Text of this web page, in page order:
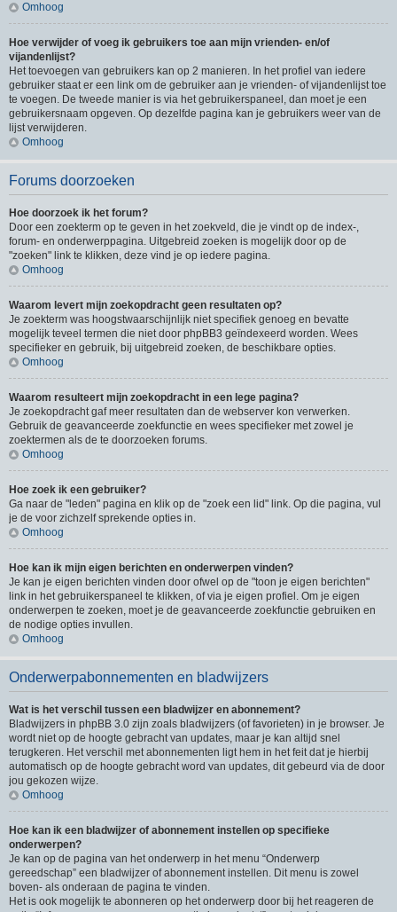
Omhoog
Hoe verwijder of voeg ik gebruikers toe aan mijn vrienden- en/of
vijandenlijst?
Het toevoegen van gebruikers kan op 2 manieren. In het profiel van iedere
gebruiker staat er een link om de gebruiker aan je vrienden- of vijandenlijst toe
te voegen. De tweede manier is via het gebruikerspaneel, dan moet je een
gebruikersnaam opgeven. Op dezelfde pagina kan je gebruikers weer van de
lijst verwijderen.
Omhoog
Forums doorzoeken
Hoe doorzoek ik het forum?
Door een zoekterm op te geven in het zoekveld, die je vindt op de index-,
forum- en onderwerppagina. Uitgebreid zoeken is mogelijk door op de
"zoeken" link te klikken, deze vind je op iedere pagina.
Omhoog
Waarom levert mijn zoekopdracht geen resultaten op?
Je zoekterm was hoogstwaarschijnlijk niet specifiek genoeg en bevatte
mogelijk teveel termen die niet door phpBB3 geïndexeerd worden. Wees
specifieker en gebruik, bij uitgebreid zoeken, de beschikbare opties.
Omhoog
Waarom resulteert mijn zoekopdracht in een lege pagina?
Je zoekopdracht gaf meer resultaten dan de webserver kon verwerken.
Gebruik de geavanceerde zoekfunctie en wees specifieker met zowel je
zoektermen als de te doorzoeken forums.
Omhoog
Hoe zoek ik een gebruiker?
Ga naar de "leden" pagina en klik op de "zoek een lid" link. Op die pagina, vul
je de voor zichzelf sprekende opties in.
Omhoog
Hoe kan ik mijn eigen berichten en onderwerpen vinden?
Je kan je eigen berichten vinden door ofwel op de "toon je eigen berichten"
link in het gebruikerspaneel te klikken, of via je eigen profiel. Om je eigen
onderwerpen te zoeken, moet je de geavanceerde zoekfunctie gebruiken en
de nodige opties invullen.
Omhoog
Onderwerpabonnementen en bladwijzers
Wat is het verschil tussen een bladwijzer en abonnement?
Bladwijzers in phpBB 3.0 zijn zoals bladwijzers (of favorieten) in je browser. Je
wordt niet op de hoogte gebracht van updates, maar je kan altijd snel
terugkeren. Het verschil met abonnementen ligt hem in het feit dat je hierbij
automatisch op de hoogte gebracht word van updates, dit gebeurd via de door
jou gekozen wijze.
Omhoog
Hoe kan ik een bladwijzer of abonnement instellen op specifieke
onderwerpen?
Je kan op de pagina van het onderwerp in het menu “Onderwerp
gereedschap” een bladwijzer of abonnement instellen. Dit menu is zowel
boven- als onderaan de pagina te vinden.
Het is ook mogelijk te abonneren op het onderwerp door bij het reageren de